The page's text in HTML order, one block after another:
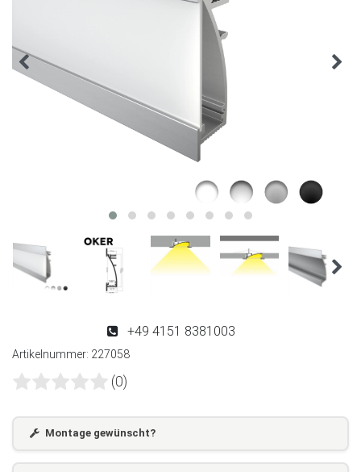
+49 4151 8381003
Artikelnummer: 227058
(0)
Montage gewünscht?